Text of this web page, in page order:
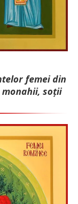
femei din
soții